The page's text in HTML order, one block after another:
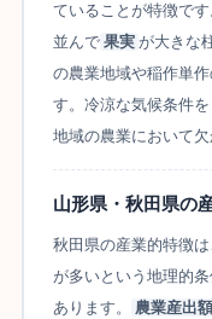
ていることが特徴で
並んで 果実 が大きな
の農業地域や稲作単
す。冷涼な気候条件
地域の農業において
山形県・秋田県の
秋田県の産業的特徴
が多いという地理的
あります。
農業産出額